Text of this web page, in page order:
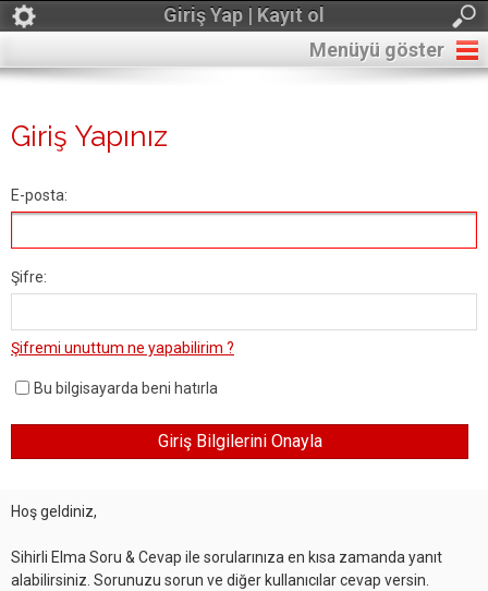
Giriş Yap | Kayıt ol
Menüyü göster
Giriş Yapınız
E-posta:
Şifre:
Şifremi unuttum ne yapabilirim ?
Bu bilgisayarda beni hatırla
Hoş geldiniz,
Sihirli Elma Soru & Cevap ile sorularınıza en kısa zamanda yanıt
alabilirsiniz. Sorunuzu sorun ve diğer kullanıcılar cevap versin.